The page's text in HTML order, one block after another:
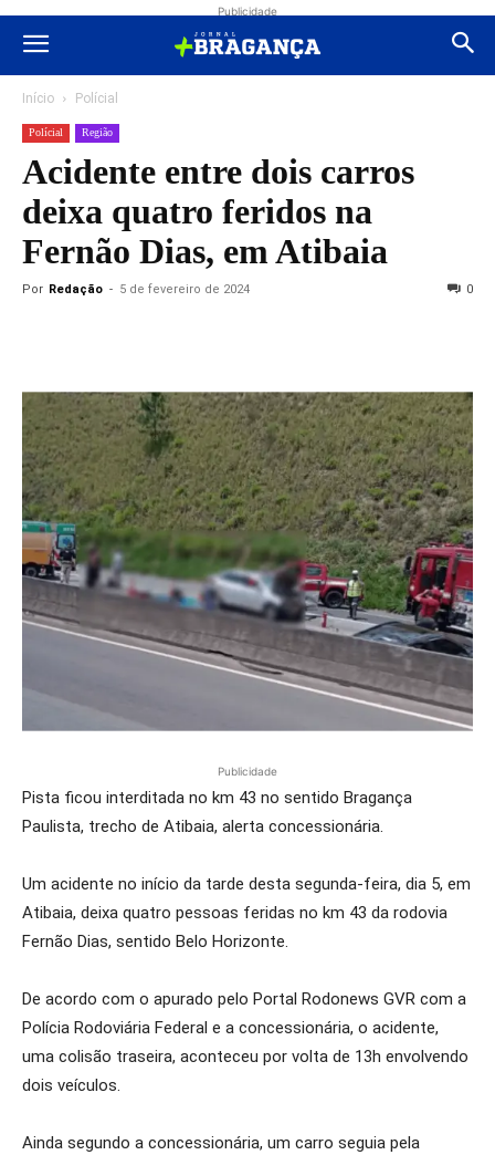
Publicidade
Início Polícial
Polícial Região
Acidente entre dois carros
deixa quatro feridos na
Fernão Dias, em Atibaia
Por Redação - 5 de fevereiro de 2024 0
Publicidade
Pista ficou interditada no km 43 no sentido Bragança
Paulista, trecho de Atibaia, alerta concessionária.
Um acidente no início da tarde desta segunda-feira, dia 5, em
Atibaia, deixa quatro pessoas feridas no km 43 da rodovia
Fernão Dias, sentido Belo Horizonte.
De acordo com o apurado pelo Portal Rodonews GVR com a
Polícia Rodoviária Federal e a concessionária, o acidente,
uma colisão traseira, aconteceu por volta de 13h envolvendo
dois veículos.
Ainda segundo a concessionária, um carro seguia pela